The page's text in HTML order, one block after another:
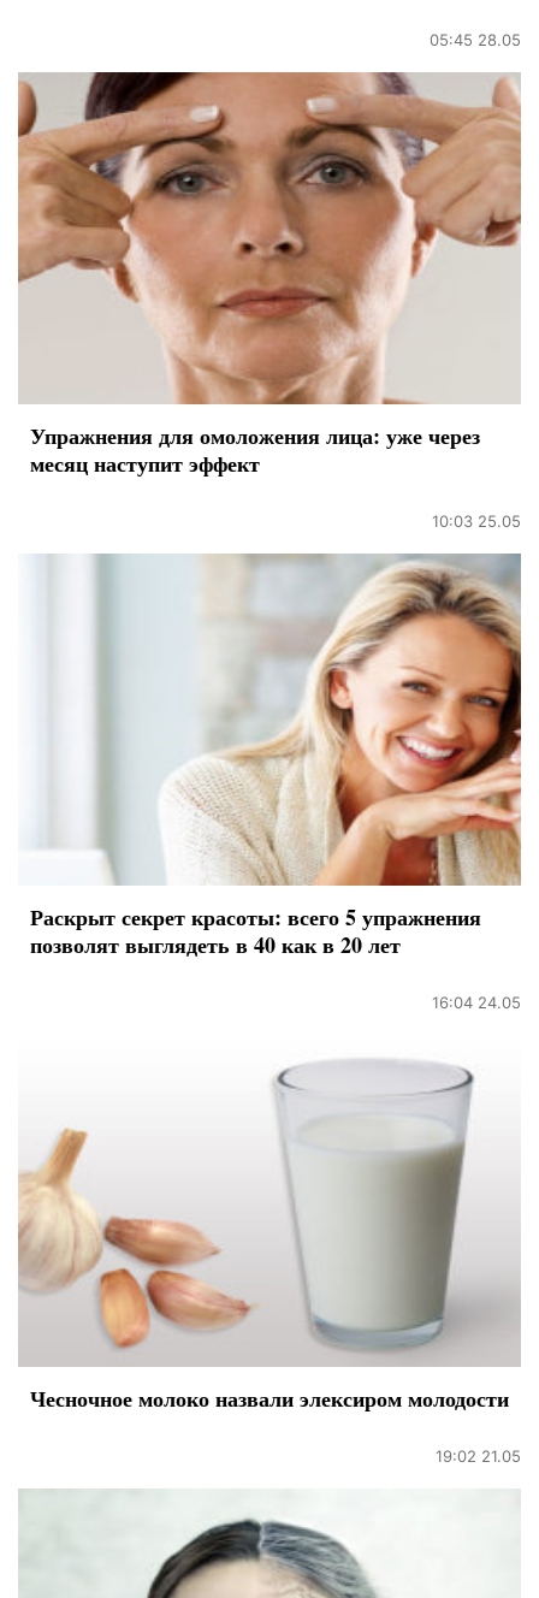
05:45 28.05
Упражнения для омоложения лица: уже через
месяц наступит эффект
10:03 25.05
Раскрыт секрет красоты: всего 5 упражнения
позволят выглядеть в 40 как в 20 лет
16:04 24.05
Чесночное молоко назвали элексиром молодости
19:02 21.05